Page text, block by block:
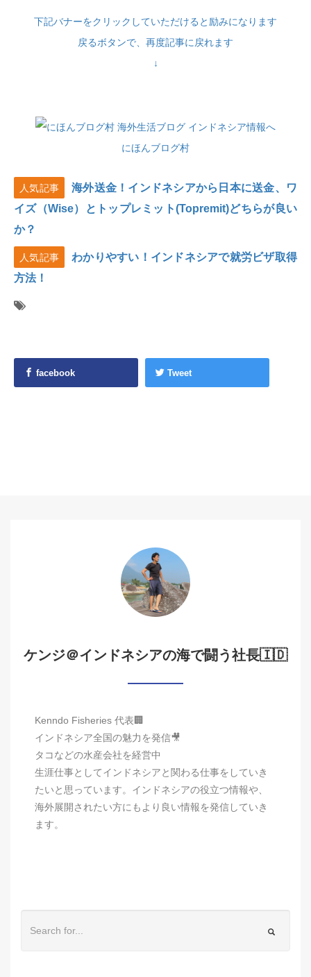
下記バナーをクリックしていただけると励みになります
戻るボタンで、再度記事に戻れます
↓
にほんブログ村
人気記事
海外送金！インドネシアから日本に送金、ワ
イズ（Wise）とトップレミット(Topremit)どちらが良い
か？
人気記事
わかりやすい！インドネシアで就労ビザ取得
方法！
facebook Tweet
ケンジ＠インドネシアの海で闘う社長🇮🇩
Kenndo Fisheries 代表🏢
インドネシア全国の魅力を発信🎥
タコなどの水産会社を経営中
生涯仕事としてインドネシアと関わる仕事をしていき
たいと思っています。インドネシアの役立つ情報や、
海外展開されたい方にもより良い情報を発信していき
ます。